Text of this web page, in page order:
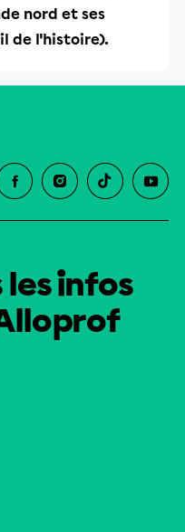
nord et ses
de l'histoire).
les infos